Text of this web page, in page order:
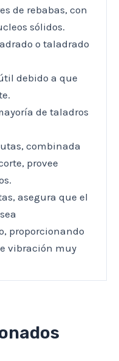
de rebabas, con
sólidos.
o taladrado
debido a que
de taladros
combinada
provee
asegura que el
proporcionando
vibración muy